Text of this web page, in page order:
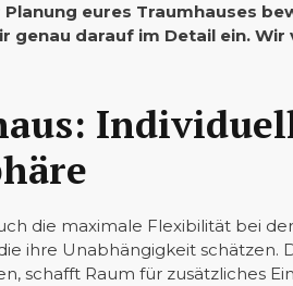
eures Traumhauses
genau darauf im Detail ein.
die maximale Flexibilität bei
ihre Unabhängigkeit schätzen.
schafft Raum für zusätzliches